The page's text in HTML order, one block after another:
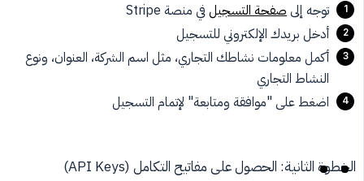
توجه إلىصفحة التسجيلفي منصة Stripe
أدخل بريدك الإلكتروني للتسجيل
أكمل معلومات نشاطك التجاري، مثل اسم الشركة، العنوان، ونوع
النشاط التجاري
اضغط على "موافقة ومتابعة" لإتمام التسجيل
الخطوة الثانية: الحصول على مفاتيح التكامل (API Keys)